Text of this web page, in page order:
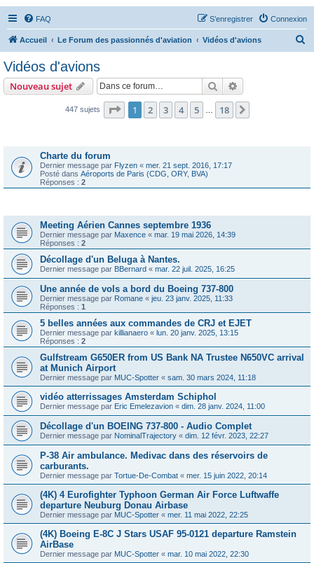
FAQ Connexion
S’enregistrer
Accueil Le Forum des passionnés d'aviation Vidéos d'avions
r
Vidéos d'avions
Nouveau sujet Rechercher
447 sujets Page 1sur18
1 2 3 4 5 18
Charte du forum
Dernier message par Flyzen « mer. 21 sept. 2016, 17:17
Posté dans Aéroports de Paris (CDG, ORY, BVA)
Réponses : 2
Meeting Aérien Cannes septembre 1936
Dernier message par Maxence « mar. 19 mai 2026, 14:39
Réponses : 2
Décollage d'un Beluga à Nantes.
Dernier message par BBernard « mar. 22 juil. 2025, 16:25
Une année de vols a bord du Boeing 737-800
Dernier message par Romane « jeu. 23 janv. 2025, 11:33
Réponses : 1
5 belles années aux commandes de CRJ et EJET
Dernier message par killianaero « lun. 20 janv. 2025, 13:15
Réponses : 2
Gulfstream G650ER from US Bank NA Trustee N650VC arrival
at Munich Airport
Dernier message par MUC-Spotter « sam. 30 mars 2024, 11:18
vidéo atterrissages Amsterdam Schiphol
Dernier message par Eric Emelezavion « dim. 28 janv. 2024, 11:00
Décollage d'un BOEING 737-800 - Audio Complet
Dernier message par NominalTrajectory « dim. 12 févr. 2023, 22:27
P-38 Air ambulance. Medivac dans des réservoirs de
carburants.
Dernier message par Tortue-De-Combat « mer. 15 juin 2022, 20:14
(4K) 4 Eurofighter Typhoon German Air Force Luftwaffe
departure Neuburg Donau Airbase
Dernier message par MUC-Spotter « mer. 11 mai 2022, 22:25
(4K) Boeing E-8C J Stars USAF 95-0121 departure Ramstein
AirBase
Dernier message par MUC-Spotter « mar. 10 mai 2022, 22:30